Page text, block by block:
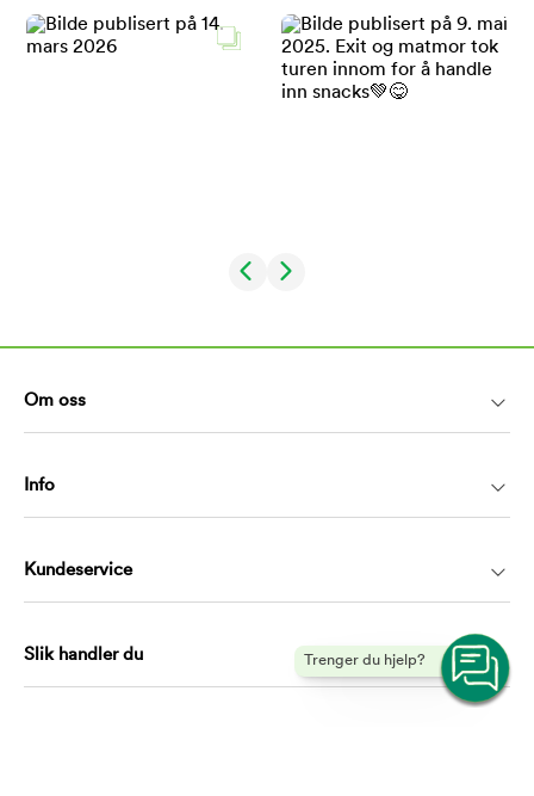
Trenger du hjelp?
Om oss
Info
Kundeservice
Slik handler du